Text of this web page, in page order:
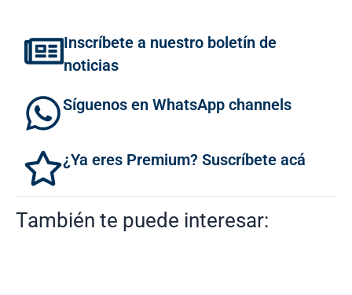
Inscríbete a nuestro boletín de
noticias
Síguenos en WhatsApp channels
¿Ya eres Premium? Suscríbete acá
También te puede interesar: